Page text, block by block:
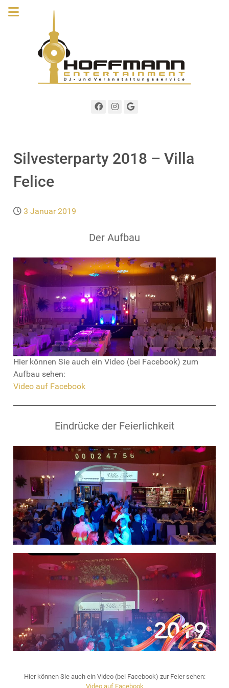
Silvesterparty 2018 – Villa
Felice
3 Januar 2019
Der Aufbau
Hier können Sie auch ein Video (bei Facebook) zum
Aufbau sehen:
Video auf Facebook
Eindrücke der Feierlichkeit
Hier können Sie auch ein Video (bei Facebook) zur Feier sehen:
Video auf Facebook